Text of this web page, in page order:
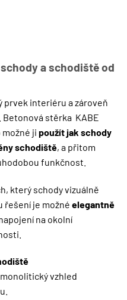
a schodiště od
prvek interiéru a zároveň
Betonová stěrka KABE
možné ji použít jak schody
schodiště, a přitom
funkčnost.
který schody vizuálně
řešení je možné elegantně
na okolní
vzhled